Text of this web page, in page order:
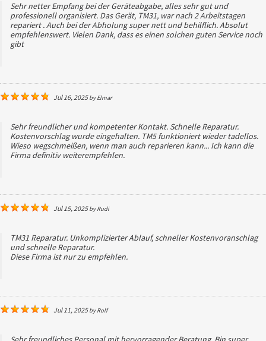
Sehr netter Empfang bei der Geräteabgabe, alles sehr gut und
professionell organisiert. Das Gerät, TM31, war nach 2 Arbeitstagen
repariert . Auch bei der Abholung super nett und behilflich. Absolut
empfehlenswert. Vielen Dank, dass es einen solchen guten Service noch
gibt
Jul 16, 2025byElmar
Sehr freundlicher und kompetenter Kontakt. Schnelle Reparatur.
Kostenvorschlag wurde eingehalten. TM5 funktioniert wieder tadellos.
Wieso wegschmeißen, wenn man auch reparieren kann... Ich kann die
Firma definitiv weiterempfehlen.
Jul 15, 2025byRudi
TM31 Reparatur. Unkomplizierter Ablauf, schneller Kostenvoranschlag
und schnelle Reparatur.
Diese Firma ist nur zu empfehlen.
Jul 11, 2025byRolf